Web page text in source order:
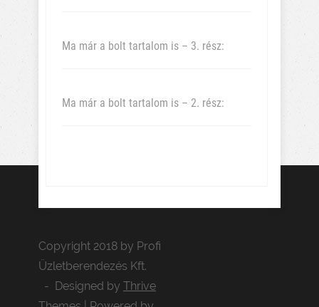
Ma már a bolt tartalom is – 3. rész:
Ma már a bolt tartalom is – 2. rész:
Copyright 2018 by Profi
Üzletberendezés Kft.
- Designed by Thrive